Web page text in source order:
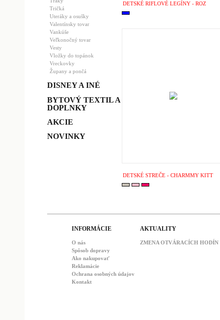
Tričká
Uteráky a osušky
Valentínsky tovar
Vankúše
Veľkonočný tovar
Vesty
Vložky do topánok
Vreckovky
Župany a pončá
DISNEY A INÉ
BYTOVÝ TEXTIL A
DOPLNKY
AKCIE
NOVINKY
DETSKÉ RIFLOVÉ LEGÍNY - ROZ
DETSKÉ STREČE - CHARMMY KITT
INFORMÁCIE
O nás
Spôsob dopravy
Ako nakupovať
Reklamácie
Ochrana osobných údajov
Kontakt
AKTUALITY
ZMENA OTVÁRACÍCH HODÍN